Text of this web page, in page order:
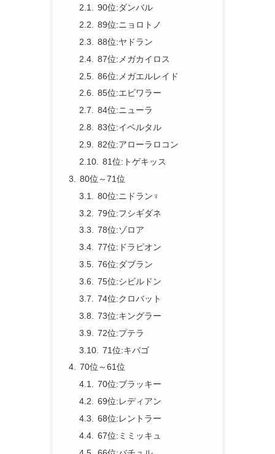
90位:ダンバル
89位:ニョロトノ
88位:ヤドラン
87位:メガカイロス
86位:メガエルレイド
85位:エビワラー
84位:ニューラ
83位:イベルタル
82位:アローラロコン
81位:トゲキッス
80位～71位
80位:ニドラン♀
79位:フシギダネ
78位:ゾロア
77位:ドラピオン
76位:ダブラン
75位:シビルドン
74位:クロバット
73位:キングラー
72位:プテラ
71位:キバゴ
70位～61位
70位:ブラッキー
69位:レディアン
68位:レントラー
67位:ミミッキュ